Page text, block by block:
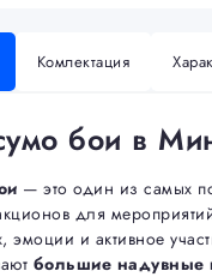
Комлектация
бои в
— это один из самых
для
эмоции и активное
большие надувные